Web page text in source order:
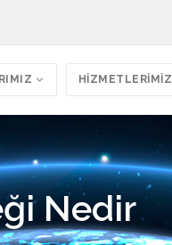
HİZMETLERİMİZ
Nedir